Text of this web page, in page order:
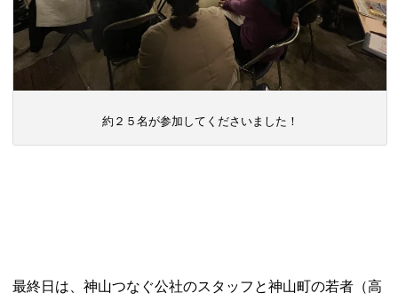
約２５名が参加してくださいました！
最終日は、神山つなぐ公社のスタッフと神山町の若者（高